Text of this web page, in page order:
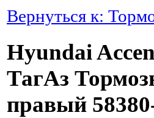
Вернуться к:
Hyundai
ТагАз
правый